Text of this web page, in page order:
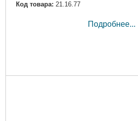
Код товара: 21.16.77
Подробнее...